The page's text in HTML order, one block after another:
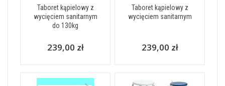
Taboret kąpielowy z
wycięciem sanitarnym
do 130kg
239,00 zł
Taboret kąpielowy z
wycięciem sanitarnym
239,00 zł